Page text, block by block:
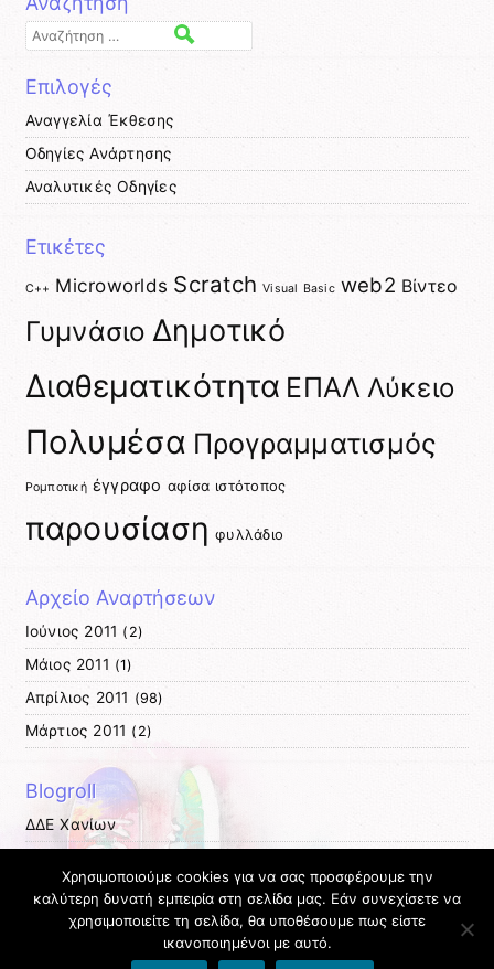
Αναζήτηση
Επιλογές
Αναγγελία Έκθεσης
Οδηγίες Ανάρτησης
Αναλυτικές Οδηγίες
Ετικέτες
C++ Microworlds Scratch Visual Basic web2 Βίντεο
Γυμνάσιο Δημοτικό
Διαθεματικότητα ΕΠΑΛ Λύκειο
Πολυμέσα Προγραμματισμός
Ρομποτική έγγραφο αφίσα ιστότοπος
παρουσίαση φυλλάδιο
Αρχείο Αναρτήσεων
Ιούνιος 2011 (2)
Μάιος 2011 (1)
Απρίλιος 2011 (98)
Μάρτιος 2011 (2)
Blogroll
ΔΔΕ Χανίων
ΚΕΠΛΗΝΕΤ Χανίων
Σύμβουλος Πληροφορικής
Χρησιμοποιούμε cookies για να σας προσφέρουμε την
καλύτερη δυνατή εμπειρία στη σελίδα μας. Εάν συνεχίσετε να
χρησιμοποιείτε τη σελίδα, θα υποθέσουμε πως είστε
ικανοποιημένοι με αυτό.